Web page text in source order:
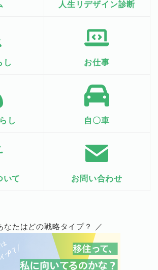
人生リデザイン診断
し お仕事
し 自〇車
いて お問い合わせ
なたはどの戦略タイプ？ ／